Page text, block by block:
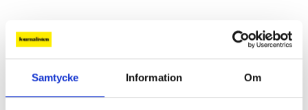
Samtycke Information Om
Olof Svensson och Fredrik Björkman
25 NOV, 2024 | vinner Bästa scoop i Schibsteds The Power of
Journalism Awards.